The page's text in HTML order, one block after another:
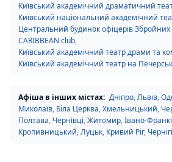
Київський академічний драматичний
Київський національний академічний
Центральний будинок офіцерів Збройних
CARIBBEAN club,
Київський академічний театр драми та
Київський академічний театр на
Афіша в інших містах: Дніпро,Львів,
Миколаїв, Біла Церква,Хмельницький,
Полтава, Чернівці,Житомир,Івано-
Кропивницький,Луцьк, Кривий Ріг,